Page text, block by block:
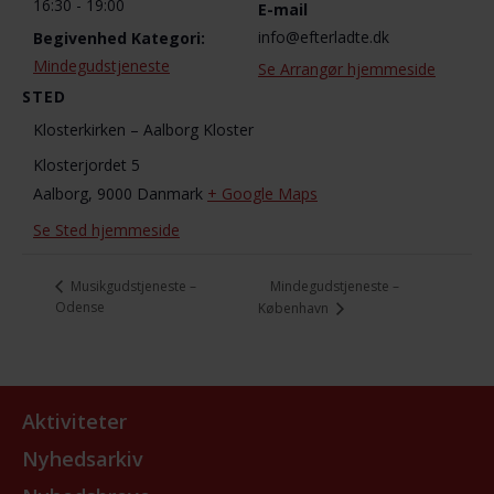
16:30 - 19:00
Begivenhed Kategori:
Mindegudstjeneste
STED
Klosterkirken – Aalborg Kloster
Klosterjordet 5
Aalborg, 9000 Danmark + Google Maps
Se Sted hjemmeside
E-mail
info@efterladte.dk
Se Arrangør hjemmeside
Musikgudstjeneste –
Odense
Mindegudstjeneste –
København
Aktiviteter
Nyhedsarkiv